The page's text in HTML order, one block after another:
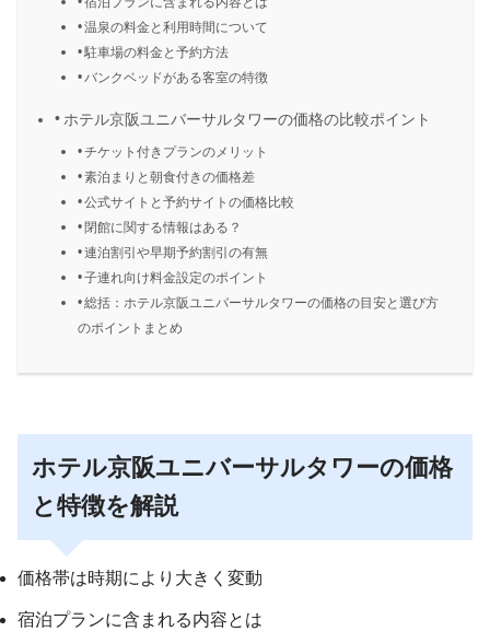
温泉の料金と利用時間について
駐車場の料金と予約方法
バンクベッドがある客室の特徴
ホテル京阪ユニバーサルタワーの価格の比較ポイント
チケット付きプランのメリット
素泊まりと朝食付きの価格差
公式サイトと予約サイトの価格比較
閉館に関する情報はある？
連泊割引や早期予約割引の有無
子連れ向け料金設定のポイント
総括：ホテル京阪ユニバーサルタワーの価格の目安と選び方
のポイントまとめ
ホテル京阪ユニバーサルタワーの価格
と特徴を解説
価格帯は時期により大きく変動
宿泊プランに含まれる内容とは